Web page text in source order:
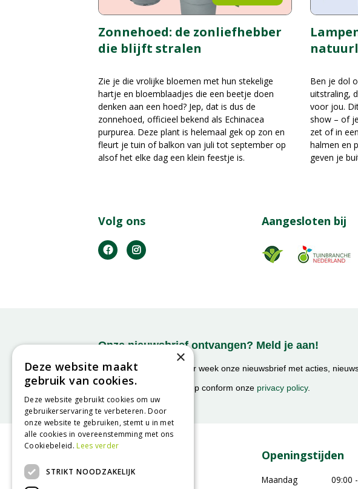
Zonnehoed: de zonliefhebber
die blijft stralen
Zie je die vrolijke bloemen met hun stekelige
hartje en bloemblaadjes die een beetje doen
denken aan een hoed? Jep, dat is dus de
zonnehoed, officieel bekend als Echinacea
purpurea. Deze plant is helemaal gek op zon en
fleurt je tuin of balkon van juli tot september op
alsof het elke dag een klein feestje is.
Ben je dol
uitstraling,
voor jou.
show – of
zet of in
halmen en
geven je
Volg ons Aangesloten bij
Onze nieuwsbrief ontvangen? Meld je aan!
Ontvang ongeveer 1x per week onze nieuwsbrief met acties,
activiteiten!
We slaan uw gegevens op conform onze privacy policy.
GroenRijk Geldrop
Openingstijden
Maandag 09:00
×
Deze website maakt
gebruik van cookies.
Deze website gebruikt cookies om uw
gebruikerservaring te verbeteren. Door
onze website te gebruiken, stemt u in met
alle cookies in overeenstemming met ons
Cookiebeleid.Lees verder
STRIKT NOODZAKELIJK